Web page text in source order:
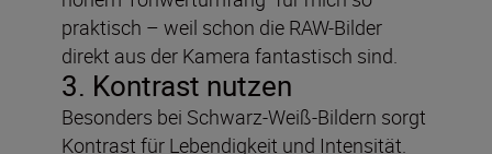
praktisch – weil schon die RAW-Bilder
direkt aus der Kamera fantastisch sind.
3. Kontrast nutzen
Besonders bei Schwarz-Weiß-Bildern sorgt
Kontrast für Lebendigkeit und Intensität.